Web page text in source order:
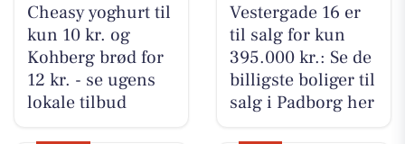
Cheasy yoghurt til
kun 10 kr. og
Kohberg brød for
12 kr. - se ugens
lokale tilbud
Vestergade 16 er
til salg for kun
395.000 kr.: Se de
billigste boliger til
salg i Padborg her